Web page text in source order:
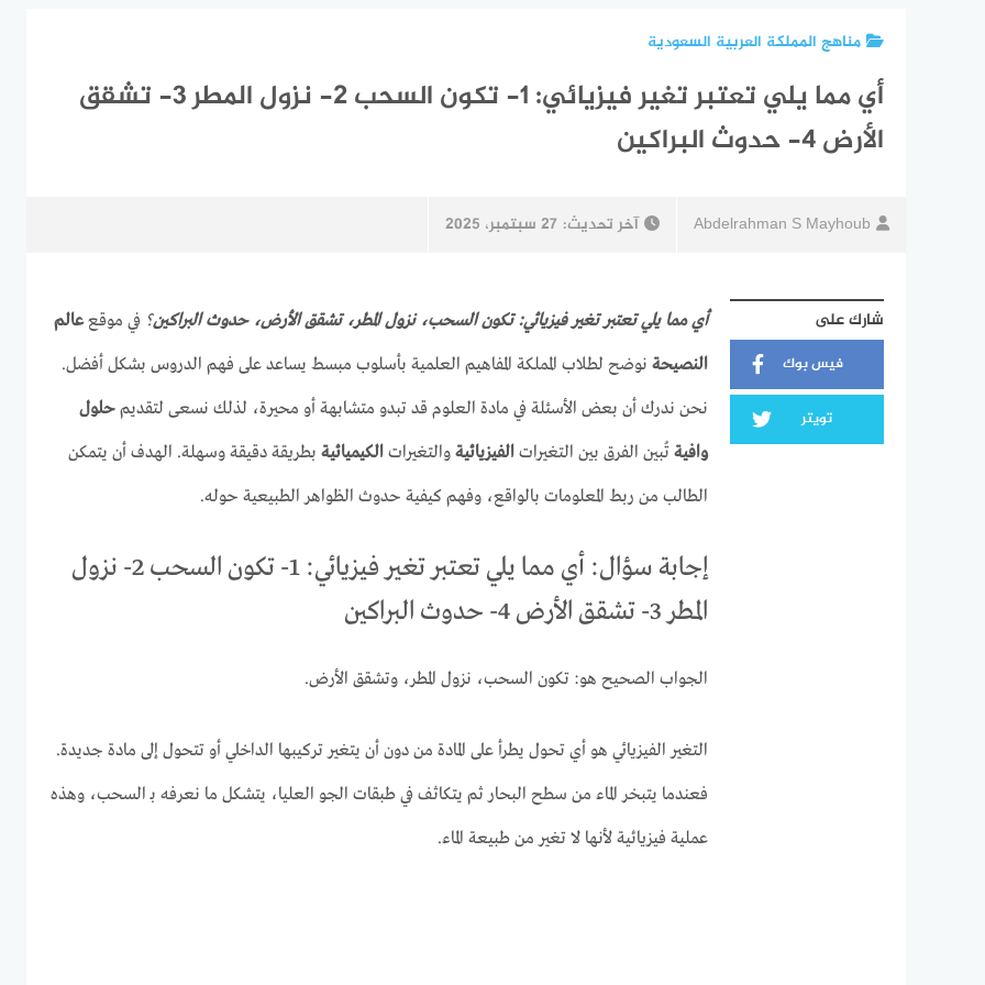
مناهج المملكة العربية السعودية
أي مما يلي تعتبر تغير فيزيائي: 1- تكون السحب 2- نزول المطر 3- تشقق
الأرض 4- حدوث البراكين
Abdelrahman S Mayhoub آخر تحديث: 27 سبتمبر، 2025
شارك على
فيس بوك
تويتر
أي مما يلي تعتبر تغير فيزيائي: تكون السحب، نزول المطر، تشقق الأرض، حدوث البراكين؟ في موقععالم
النصيحةنوضح لطلاب المملكة المفاهيم العلمية بأسلوب مبسط يساعد على فهم الدروس بشكل أفضل.
نحن ندرك أن بعض الأسئلة في مادة العلوم قد تبدو متشابهة أو محيرة، لذلك نسعى لتقديم حلول
وافيةتُبين الفرق بين التغيرات الفيزيائيةوالتغيرات الكيميائيةبطريقة دقيقة وسهلة. الهدف أن يتمكن
الطالب من ربط المعلومات بالواقع، وفهم كيفية حدوث الظواهر الطبيعية حوله.
إجابة سؤال: أي مما يلي تعتبر تغير فيزيائي: 1- تكون السحب 2- نزول
المطر 3- تشقق الأرض 4- حدوث البراكين
الجواب الصحيح هو: تكون السحب، نزول المطر، وتشقق الأرض.
التغير الفيزيائي هو أي تحول يطرأ على المادة من دون أن يتغير تركيبها الداخلي أو تتحول إلى مادة جديدة.
فعندما يتبخر الماء من سطح البحار ثم يتكاثف في طبقات الجو العليا، يتشكل ما نعرفه بـ السحب، وهذه
عملية فيزيائية لأنها لا تغير من طبيعة الماء.